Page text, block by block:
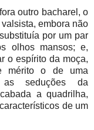
outro bacharel, o
embora não
por um par
olhos mansos; e,
o espírito da moça,
mérito o de uma
as seduções da
a quadrilha,
de um